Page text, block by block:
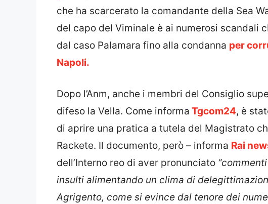
che ha scarcerato la comandante della Sea
del capo del Viminale è ai numerosi scandali
dal caso Palamara fino alla condanna per
Napoli.
Dopo l’Anm, anche i membri del Consiglio
difeso la Vella. Come informa Tgcom24, è
di aprire una pratica a tutela del Magistrato
Rackete. Il documento, però – informa Rai
dell’Interno reo di aver pronunciato
insulti alimentando un clima di
Agrigento, come si evince dal tenore dei